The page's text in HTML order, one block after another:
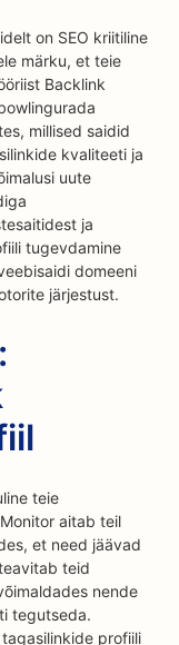
on SEO kriitiline
märku, et teie
Backlink
millised saidid
kvaliteeti ja
uute
ja
tugevdamine
domeeni
järjestust.
teie
aitab teil
et need jäävad
teid
nende
tegutseda.
profiili